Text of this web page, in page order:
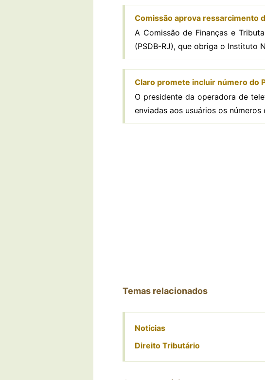
Comissão aprova ressarcimento
A Comissão de Finanças e
(PSDB-RJ), que obriga o Instituto
Claro promete incluir número do
O presidente da operadora de
enviadas aos usuários os números
Temas relacionados
Notícias
Direito Tributário